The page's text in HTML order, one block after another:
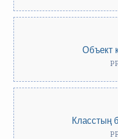
Объект
Класстың